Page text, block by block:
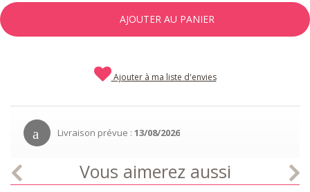
AJOUTER AU PANIER
Ajouter à ma liste d'envies
Livraison prévue : 13/08/2026
Vous aimerez aussi